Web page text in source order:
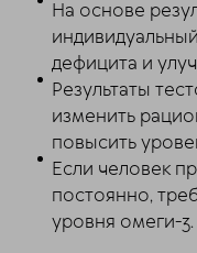
На основе
дефицита и
Результаты
изменить
повысить
Если человек
постоянно,
уровня омеги-3.